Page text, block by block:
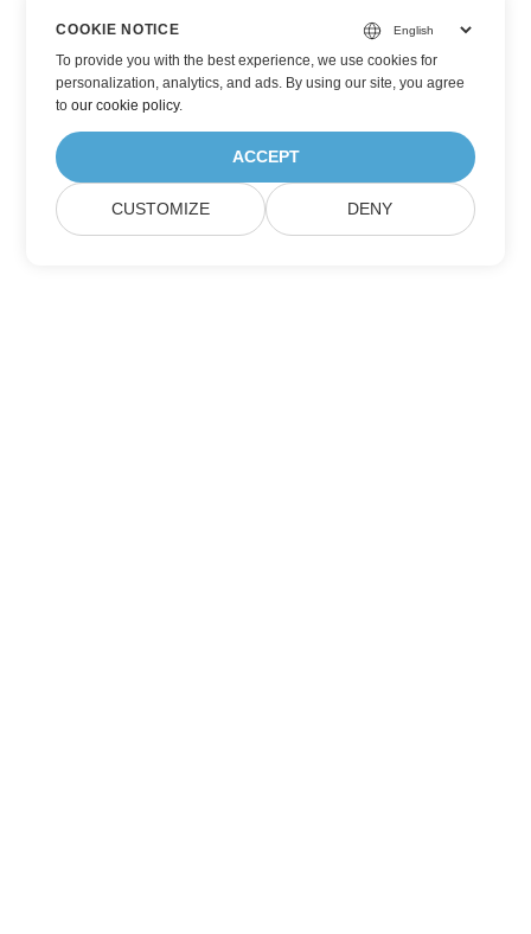
COOKIE NOTICE
To provide you with the best experience, we use cookies for
personalization, analytics, and ads. By using our site, you agree
toour cookie policy.
ACCEPT
CUSTOMIZE DENY